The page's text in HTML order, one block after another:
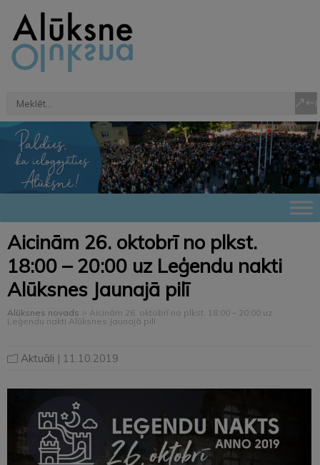
Aicinām 26. oktobrī no plkst.
18:00 – 20:00 uz Leģendu nakti
Alūksnes Jaunajā pilī
Alūksnes novads > Aicinām 26. oktobrī no plkst. 18:00 – 20:00 uz
Leģendu nakti Alūksnes Jaunajā pilī
Aktuāli | 11.10.2019